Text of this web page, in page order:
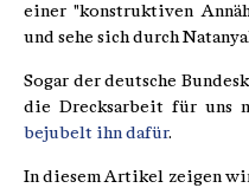
einer "konstruktiven
und sehe sich durch
Sogar der deutsche
die Drecksarbeit für uns
bejubelt ihn dafür.
In diesem Artikel zeigen